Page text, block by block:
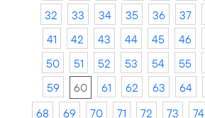
32
33 34 35 36 37
41
42 43 44 45 46
50
51 52 53 54 55
59
60 61 62 63 64
68
69 70 71 72 73 74